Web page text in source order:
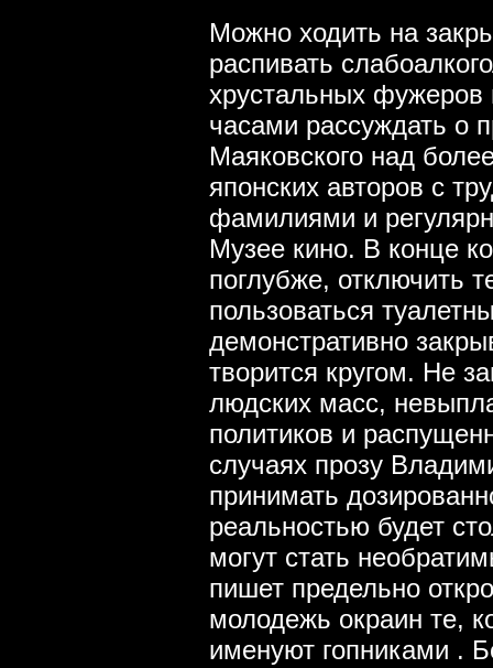
Можно ходить на
распивать
хрустальных
часами рассуждать о
Маяковского над
японских авторов с
фамилиями и
Музее кино. В конце
поглубже, отключить
пользоваться
демонстративно
творится кругом. Не
людских масс,
политиков и
случаях прозу
принимать
реальностью будет
могут стать
пишет предельно
молодежь окраин те,
именуют гопниками .